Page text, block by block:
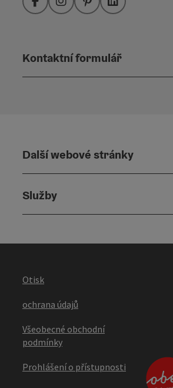
FacebookInstagramPinterestLinkedIn
Kontaktní formulář
Další webové stránky
Služby
Otisk
ochrana údajů
Všeobecné obchodní
podmínky
Prohlášení o přístupnosti